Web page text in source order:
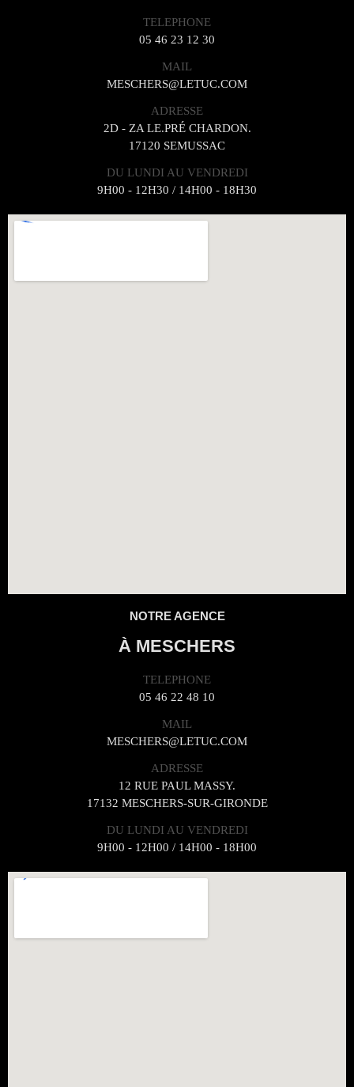
TELEPHONE
05 46 23 12 30
MAIL
MESCHERS@LETUC.COM
ADRESSE
2D - ZA LE.PRÉ CHARDON.
17120 SEMUSSAC
DU LUNDI AU VENDREDI
9H00 - 12H30 / 14H00 - 18H30
NOTRE AGENCE
À MESCHERS
TELEPHONE
05 46 22 48 10
MAIL
MESCHERS@LETUC.COM
ADRESSE
12 RUE PAUL MASSY.
17132 MESCHERS-SUR-GIRONDE
DU LUNDI AU VENDREDI
9H00 - 12H00 / 14H00 - 18H00